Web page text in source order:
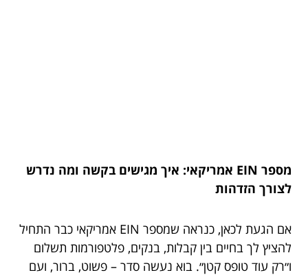
מספר EIN אמריקאי: איך מגישים בקשה ומה נדרש
לצורך הזדהות
אם הגעת לכאן, כנראה שמספר EIN אמריקאי כבר התחיל
להציץ לך בחיים בין קבלות, בנקים, פלטפורמות תשלום
ו״רק עוד טופס קטן״. בוא נעשה סדר – פשוט, ברור, ועם